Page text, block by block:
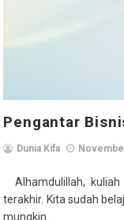
Pengantar
Dunia Kifa
Alhamdulillah,
terakhir. Kita sudah
mungkin...